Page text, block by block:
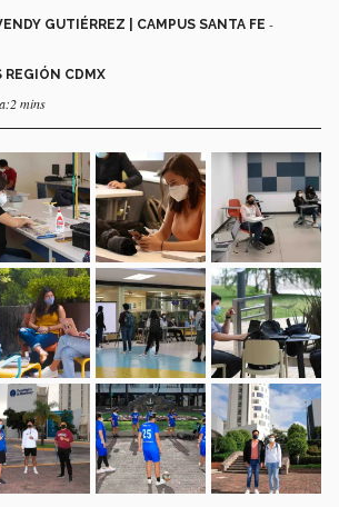
GUTIÉRREZ | CAMPUS SANTA FE -
REGIÓN CDMX
mins